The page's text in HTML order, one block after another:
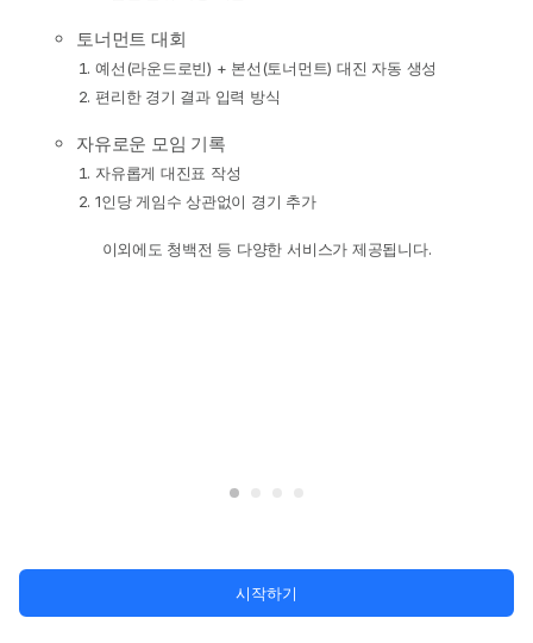
토너먼트 대회
예선(라운드로빈) + 본선(토너먼트) 대진 자동 생성
편리한 경기 결과 입력 방식
자유로운 모임 기록
자유롭게 대진표 작성
1인당 게임수 상관없이 경기 추가
이외에도 청백전 등 다양한 서비스가 제공됩니다.
시작하기